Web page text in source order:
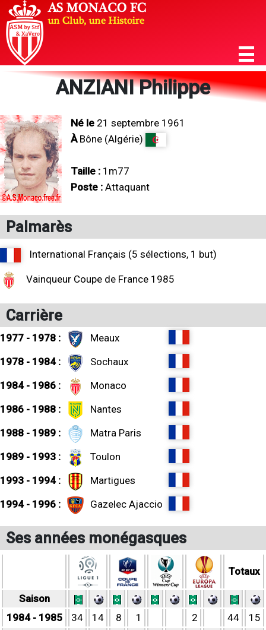
ANZIANI Philippe
Né le 21 septembre 1961
ÀBône (Algérie)
Taille : 1m77
Poste : Attaquant
Palmarès
International Français (5 sélections, 1 but)
Vainqueur Coupe de France 1985
Carrière
1977 - 1978 :
Meaux
1978 - 1984 :
Sochaux
1984 - 1986 :
Monaco
1986 - 1988 :
Nantes
1988 - 1989 :
Matra Paris
1989 - 1993 :
Toulon
1993 - 1994 :
Martigues
1994 - 1996 :
Gazelec Ajaccio
Ses années monégasques
Totaux
Saison
1984 - 1985
34 14 8 1 2 44
15